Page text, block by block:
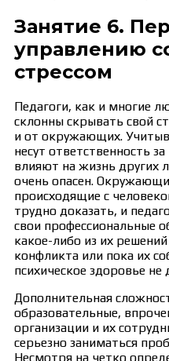
Занятие 6.
управлению
стрессом
Педагоги, как и многие
склонны скрывать свой
и от окружающих.
несут ответственность
влияют на жизнь других
очень опасен.
происходящие с
трудно доказать, и
свои профессиональные
какое-либо из их
конфликта или пока их
психическое здоровье не
Дополнительная
образовательные,
организации и их
серьезно заниматься
Несмотря на четко